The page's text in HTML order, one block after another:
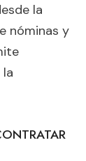
la
nóminas y